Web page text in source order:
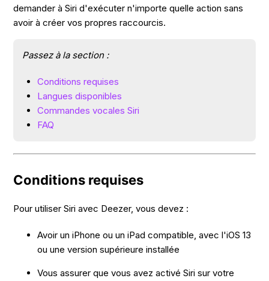
demander à Siri d'exécuter n'importe quelle action sans
avoir à créer vos propres raccourcis.
Passez à la section :
Conditions requises
Langues disponibles
Commandes vocales Siri
FAQ
Conditions requises
Pour utiliser Siri avec Deezer, vous devez :
Avoir un iPhone ou un iPad compatible, avec l'iOS 13
ou une version supérieure installée
Vous assurer que vous avez activé Siri sur votre